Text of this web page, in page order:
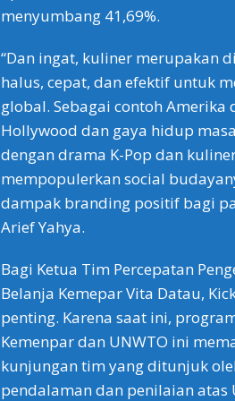
menyumbang 41,69%.
“Dan ingat, kuliner merupakan
halus, cepat, dan efektif untuk
global. Sebagai contoh
Hollywood dan gaya hidup
dengan drama K-Pop dan
mempopulerkan social
dampak branding positif bagi
Arief Yahya.
Bagi Ketua Tim Percepatan
Belanja Kemepar Vita Datau,
penting. Karena saat ini,
Kemenpar dan UNWTO ini
kunjungan tim yang ditunjuk
pendalaman dan penilaian atas